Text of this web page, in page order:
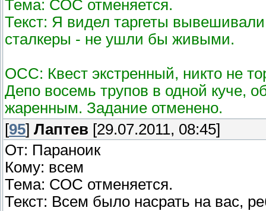
Тема: СОС отменяется.
Текст: Я видел таргеты
сталкеры - не ушли бы живыми.
ОСС: Квест экстренный, никто не
Депо восемь трупов в одной куче,
жаренным. Задание отменено.
[95] Лаптев [29.07.2011, 08:45]
От: Параноик
Кому: всем
Тема: СОС отменяется.
Текст: Всем было насрать на вас,